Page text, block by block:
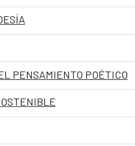
PENSAMIENTO POÉTICO